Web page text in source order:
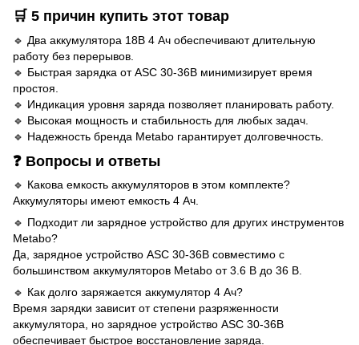
🛒 5 причин купить этот товар
🔹 Два аккумулятора 18В 4 Ач обеспечивают длительную
работу без перерывов.
🔹 Быстрая зарядка от ASC 30-36В минимизирует время
простоя.
🔹 Индикация уровня заряда позволяет планировать работу.
🔹 Высокая мощность и стабильность для любых задач.
🔹 Надежность бренда Metabo гарантирует долговечность.
❓ Вопросы и ответы
🔹 Какова емкость аккумуляторов в этом комплекте?
Аккумуляторы имеют емкость 4 Ач.
🔹 Подходит ли зарядное устройство для других инструментов
Metabo?
Да, зарядное устройство ASC 30-36В совместимо с
большинством аккумуляторов Metabo от 3.6 В до 36 В.
🔹 Как долго заряжается аккумулятор 4 Ач?
Время зарядки зависит от степени разряженности
аккумулятора, но зарядное устройство ASC 30-36В
обеспечивает быстрое восстановление заряда.